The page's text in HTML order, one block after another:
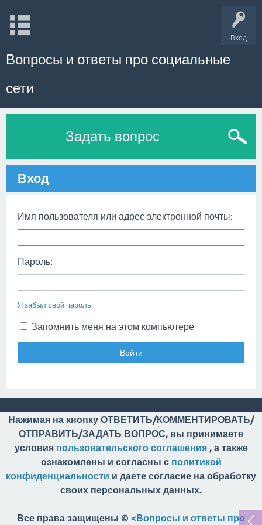
Вход
Вопросы и ответы про социальные
сети
Задать вопрос
Вход
Имя пользователя или адрес электронной почты:
Пароль:
Я забыл свой пароль
Запомнить меня на этом компьютере
Нажимая на кнопку ОТВЕТИТЬ/КОММЕНТИРОВАТЬ/
ОТПРАВИТЬ/ЗАДАТЬ ВОПРОС, вы принимаете
условия пользовательского соглашения, а также
ознакомлены и согласны с политикой
конфиденциальности и даете согласие на обработку
своих персональных данных.
Все права защищены © <Вопросы и ответы про